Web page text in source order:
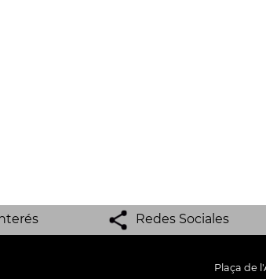
Redes Sociales
Plaça de